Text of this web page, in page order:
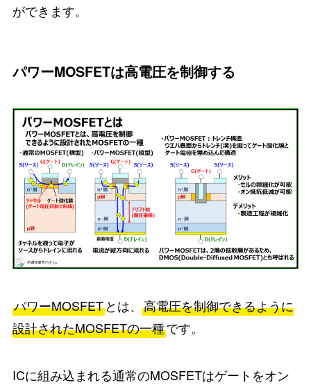
ができます。
パワーMOSFETは高電圧を制御する
パワーMOSFETとは、 高電圧を制御できるように
設計されたMOSFETの一種です。
ICに組み込まれる通常のMOSFETはゲートをオン